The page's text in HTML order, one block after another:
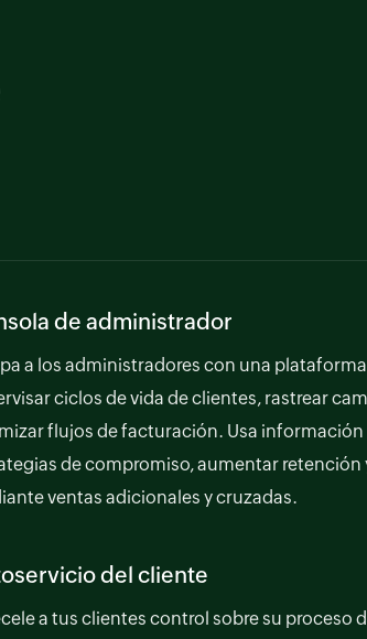
de administrador
a los administradores con una
ciclos de vida de clientes, rastrear
flujos de facturación. Usa información
de compromiso, aumentar retención
ventas adicionales y cruzadas.
del cliente
a tus clientes control sobre su proceso